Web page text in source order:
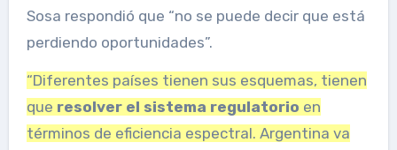
Sosa respondió que “no se puede decir que está
perdiendo oportunidades”.
“Diferentes países tienen sus esquemas, tienen
que resolver el sistema regulatorio en
términos de eficiencia espectral. Argentina va